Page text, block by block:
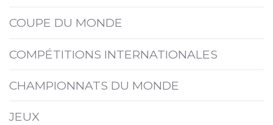
COUPE DU MONDE
COMPÉTITIONS INTERNATIONALES
CHAMPIONNATS DU MONDE
JEUX